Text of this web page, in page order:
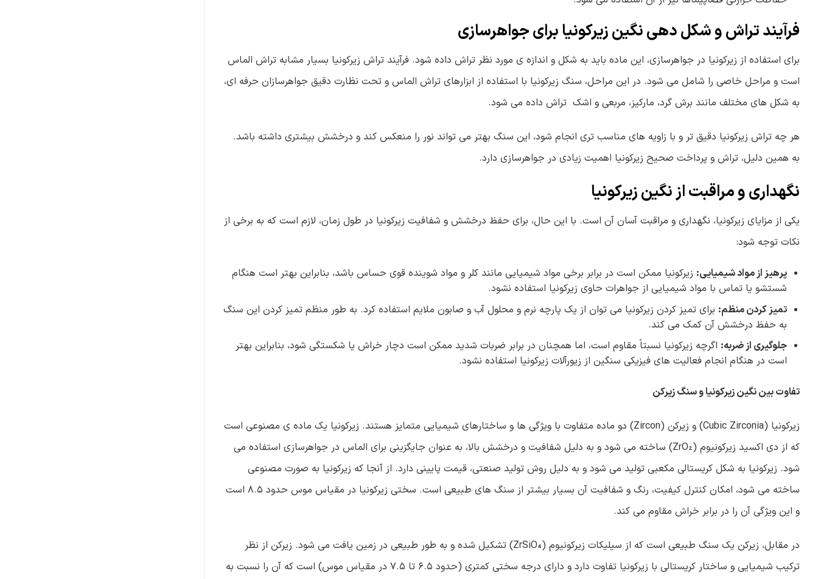
فرآیند تراش و شکل دهی نگین زیرکونیا برای جواهرسازی
برای استفاده از زیرکونیا در جواهرسازی، این ماده باید به شکل و اندازه ی مورد نظر تراش داده شود. فرآیند تراش زیرکونیا بسیار مشابه تراش الماس
است و مراحل خاصی را شامل می شود. در این مراحل، سنگ زیرکونیا با استفاده از ابزارهای تراش الماس و تحت نظارت دقیق جواهرسازان حرفه ای،
به شکل های مختلف مانند برش گرد، مارکیز، مربعی و اشک تراش داده می شود.
هر چه تراش زیرکونیا دقیق تر و با زاویه های مناسب تری انجام شود، این سنگ بهتر می تواند نور را منعکس کند و درخشش بیشتری داشته باشد.
به همین دلیل، تراش و پرداخت صحیح زیرکونیا اهمیت زیادی در جواهرسازی دارد.
نگهداری و مراقبت از نگین زیرکونیا
یکی از مزایای زیرکونیا، نگهداری و مراقبت آسان آن است. با این حال، برای حفظ درخشش و شفافیت زیرکونیا در طول زمان، لازم است که به برخی از
نکات توجه شود:
پرهیز از مواد شیمیایی: زیرکونیا ممکن است در برابر برخی مواد شیمیایی مانند کلر و مواد شوینده قوی حساس باشد، بنابراین بهتر است هنگام
شستشو یا تماس با مواد شیمیایی از جواهرات حاوی زیرکونیا استفاده نشود.
تمیز کردن منظم: برای تمیز کردن زیرکونیا می توان از یک پارچه نرم و محلول آب و صابون ملایم استفاده کرد. به طور منظم تمیز کردن این سنگ
به حفظ درخشش آن کمک می کند.
جلوگیری از ضربه: اگرچه زیرکونیا نسبتاً مقاوم است، اما همچنان در برابر ضربات شدید ممکن است دچار خراش یا شکستگی شود، بنابراین بهتر
است در هنگام انجام فعالیت های فیزیکی سنگین از زیورآلات زیرکونیا استفاده نشود.
تفاوت بین نگین زیرکونیا و سنگ زیرکن
زیرکونیا (Cubic Zirconia) و زیرکن (Zircon) دو ماده متفاوت با ویژگی ها و ساختارهای شیمیایی متمایز هستند. زیرکونیا یک ماده ی مصنوعی است
که از دی اکسید زیرکونیوم (ZrO₂) ساخته می شود و به دلیل شفافیت و درخشش بالا، به عنوان جایگزینی برای الماس در جواهرسازی استفاده می
شود. زیرکونیا به شکل کریستالی مکعبی تولید می شود و به دلیل روش تولید صنعتی، قیمت پایینی دارد. از آنجا که زیرکونیا به صورت مصنوعی
ساخته می شود، امکان کنترل کیفیت، رنگ و شفافیت آن بسیار بیشتر از سنگ های طبیعی است. سختی زیرکونیا در مقیاس موس حدود ۸.۵ است
و این ویژگی آن را در برابر خراش مقاوم می کند.
در مقابل، زیرکن یک سنگ طبیعی است که از سیلیکات زیرکونیوم (ZrSiO₄) تشکیل شده و به طور طبیعی در زمین یافت می شود. زیرکن از نظر
ترکیب شیمیایی و ساختار کریستالی با زیرکونیا تفاوت دارد و دارای درجه سختی کمتری (حدود ۶.۵ تا ۷.۵ در مقیاس موس) است که آن را نسبت به